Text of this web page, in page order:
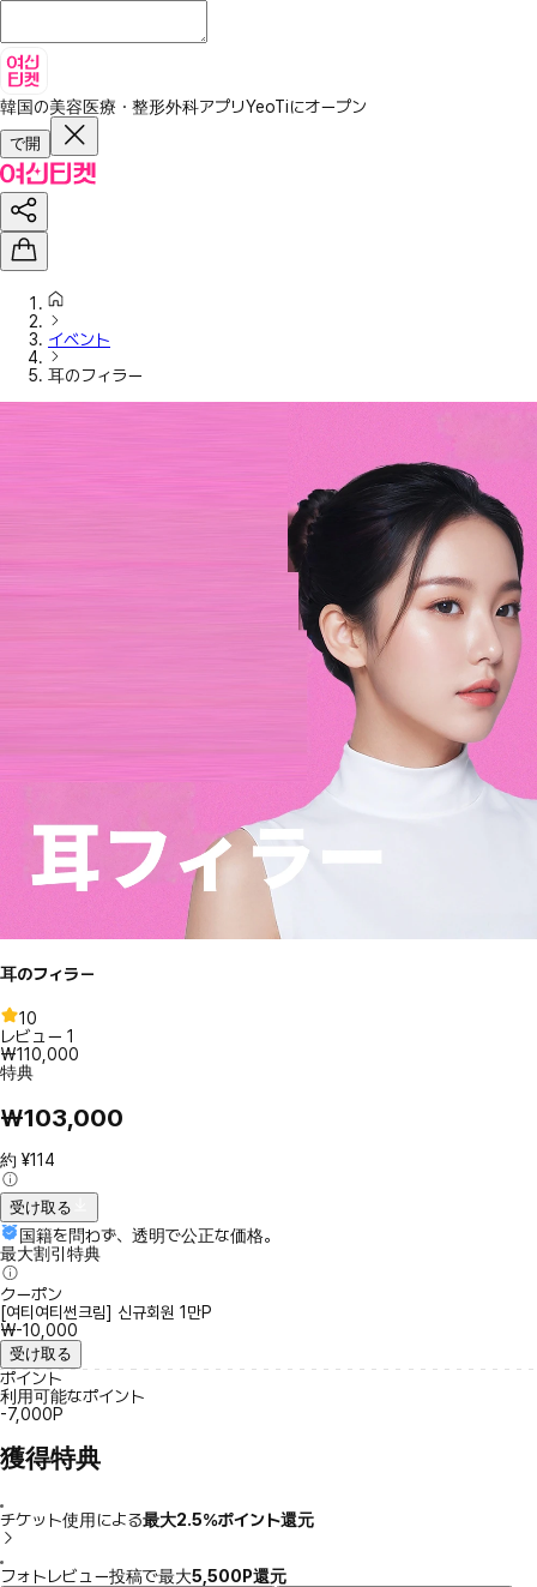
韓国の美容医療・整形外科アプリYeoTiにオープン
で開
イベント
耳のフィラー
耳のフィラー
10
レビュー 1
₩110,000
特典
₩103,000
約 ¥114
受け取る
国籍を問わず、透明で公正な価格。
最大割引特典
クーポン
[여티여티썬크림] 신규회원 1만P
₩-10,000
受け取る
ポイント
利用可能なポイント
-7,000P
獲得特典
チケット使用による最大2.5％ポイント還元
フォトレビュー投稿で最大5,500P還元